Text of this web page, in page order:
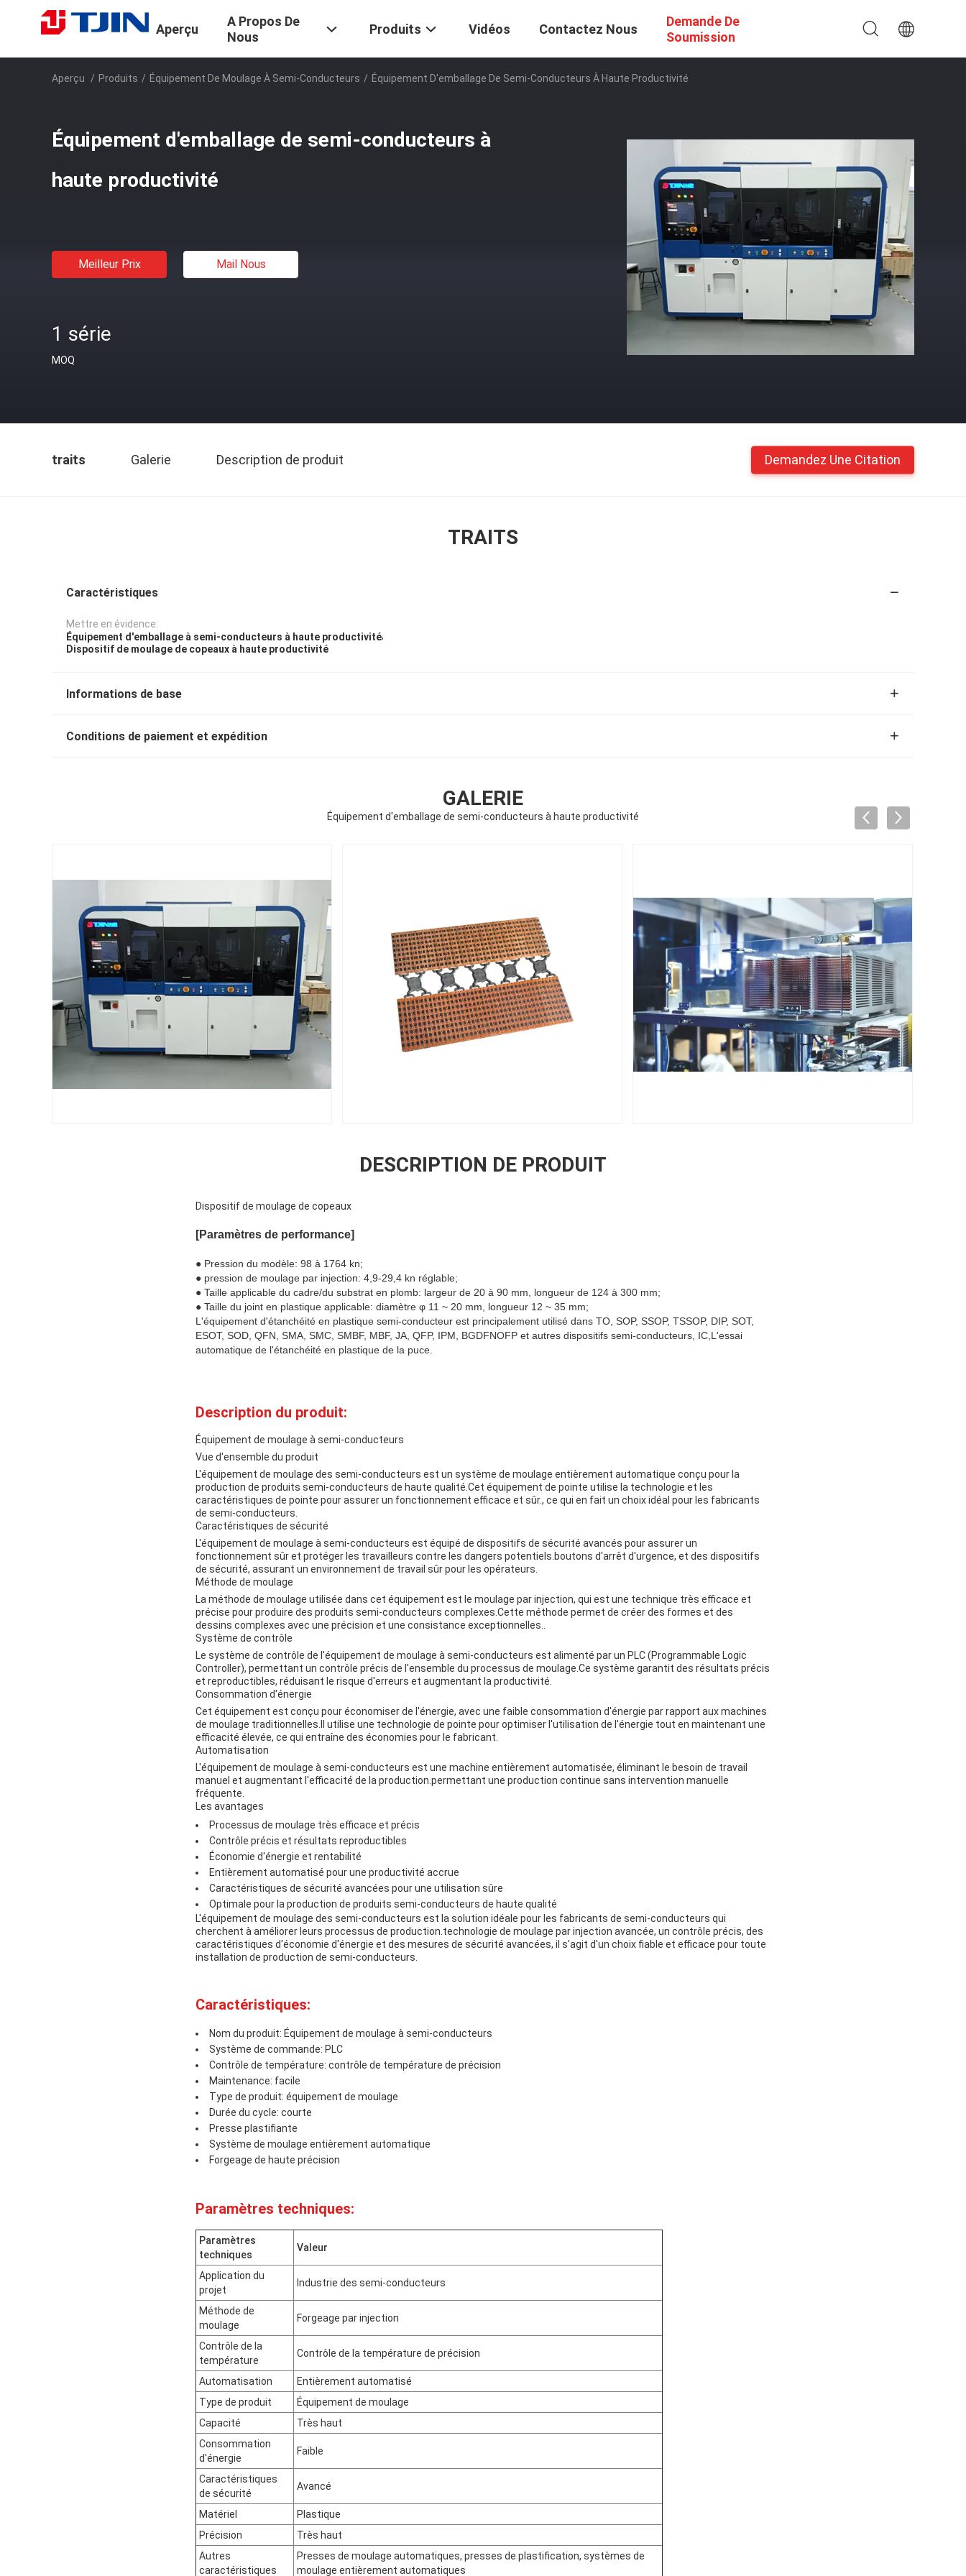
Aperçu
A Propos De
Nous
Produits Vidéos Contactez Nous
Demande De
Soumission
Aperçu / Produits / Équipement De Moulage À Semi-Conducteurs / Équipement D'emballage De Semi-Conducteurs À Haute Productivité
Équipement d'emballage de semi-conducteurs à
haute productivité
Meilleur Prix Mail Nous
1 série
MOQ
traits Galerie Description de produit Demandez Une Citation
TRAITS
Caractéristiques
Mettre en évidence:
Équipement d'emballage à semi-conducteurs à haute productivité,
Dispositif de moulage de copeaux à haute productivité
Informations de base
Conditions de paiement et expédition
GALERIE
Équipement d'emballage de semi-conducteurs à haute productivité
DESCRIPTION DE PRODUIT
Dispositif de moulage de copeaux
[Paramètres de performance]
● Pression du modèle: 98 à 1764 kn;
● pression de moulage par injection: 4,9-29,4 kn réglable;
● Taille applicable du cadre/du substrat en plomb: largeur de 20 à 90 mm, longueur de 124 à 300 mm;
● Taille du joint en plastique applicable: diamètre φ 11 ~ 20 mm, longueur 12 ~ 35 mm;
L'équipement d'étanchéité en plastique semi-conducteur est principalement utilisé dans TO, SOP, SSOP, TSSOP, DIP, SOT,
ESOT, SOD, QFN, SMA, SMC, SMBF, MBF, JA, QFP, IPM, BGDFNOFP et autres dispositifs semi-conducteurs, IC,L'essai
automatique de l'étanchéité en plastique de la puce.
Description du produit:
Équipement de moulage à semi-conducteurs
Vue d'ensemble du produit
L'équipement de moulage des semi-conducteurs est un système de moulage entièrement automatique conçu pour la
production de produits semi-conducteurs de haute qualité.Cet équipement de pointe utilise la technologie et les
caractéristiques de pointe pour assurer un fonctionnement efficace et sûr., ce qui en fait un choix idéal pour les fabricants
de semi-conducteurs.
Caractéristiques de sécurité
L'équipement de moulage à semi-conducteurs est équipé de dispositifs de sécurité avancés pour assurer un
fonctionnement sûr et protéger les travailleurs contre les dangers potentiels.boutons d'arrêt d'urgence, et des dispositifs
de sécurité, assurant un environnement de travail sûr pour les opérateurs.
Méthode de moulage
La méthode de moulage utilisée dans cet équipement est le moulage par injection, qui est une technique très efficace et
précise pour produire des produits semi-conducteurs complexes.Cette méthode permet de créer des formes et des
dessins complexes avec une précision et une consistance exceptionnelles..
Système de contrôle
Le système de contrôle de l'équipement de moulage à semi-conducteurs est alimenté par un PLC (Programmable Logic
Controller), permettant un contrôle précis de l'ensemble du processus de moulage.Ce système garantit des résultats précis
et reproductibles, réduisant le risque d'erreurs et augmentant la productivité.
Consommation d'énergie
Cet équipement est conçu pour économiser de l'énergie, avec une faible consommation d'énergie par rapport aux machines
de moulage traditionnelles.Il utilise une technologie de pointe pour optimiser l'utilisation de l'énergie tout en maintenant une
efficacité élevée, ce qui entraîne des économies pour le fabricant.
Automatisation
L'équipement de moulage à semi-conducteurs est une machine entièrement automatisée, éliminant le besoin de travail
manuel et augmentant l'efficacité de la production.permettant une production continue sans intervention manuelle
fréquente.
Les avantages
Processus de moulage très efficace et précis
Contrôle précis et résultats reproductibles
Économie d'énergie et rentabilité
Entièrement automatisé pour une productivité accrue
Caractéristiques de sécurité avancées pour une utilisation sûre
Optimale pour la production de produits semi-conducteurs de haute qualité
L'équipement de moulage des semi-conducteurs est la solution idéale pour les fabricants de semi-conducteurs qui
cherchent à améliorer leurs processus de production.technologie de moulage par injection avancée, un contrôle précis, des
caractéristiques d'économie d'énergie et des mesures de sécurité avancées, il s'agit d'un choix fiable et efficace pour toute
installation de production de semi-conducteurs.
Caractéristiques:
Nom du produit: Équipement de moulage à semi-conducteurs
Système de commande: PLC
Contrôle de température: contrôle de température de précision
Maintenance: facile
Type de produit: équipement de moulage
Durée du cycle: courte
Presse plastifiante
Système de moulage entièrement automatique
Forgeage de haute précision
Paramètres techniques:
Paramètres
techniques
Valeur
Application du
projet
Industrie des semi-conducteurs
Méthode de
moulage
Forgeage par injection
Contrôle de la
température
Contrôle de la température de précision
Automatisation
Entièrement automatisé
Type de produit
Équipement de moulage
Capacité
Très haut
Consommation
d'énergie
Faible
Caractéristiques
de sécurité
Avancé
Matériel
Plastique
Précision
Très haut
Autres
caractéristiques
Presses de moulage automatiques, presses de plastification, systèmes de
moulage entièrement automatiques